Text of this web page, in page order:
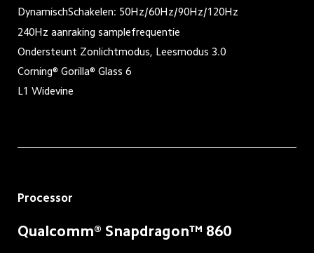
DynamischSchakelen: 50Hz/60Hz/90Hz/120Hz
240Hz aanraking samplefrequentie
Ondersteunt Zonlichtmodus, Leesmodus 3.0
Corning® Gorilla® Glass 6
L1 Widevine
Processor
Qualcomm® Snapdragon™ 860